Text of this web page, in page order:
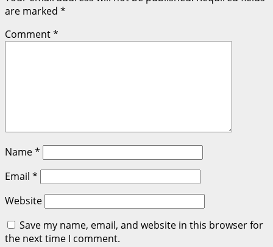
are marked *
Comment*
Name*
Email *
Website
Save my name, email, and website in this browser for
the next time I comment.